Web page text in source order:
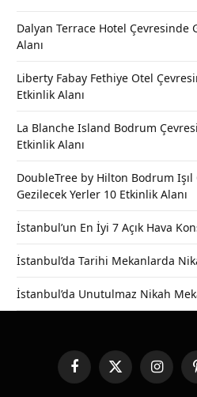
Dalyan Terrace Hotel Çevresinde
Alanı
Liberty Fabay Fethiye Otel
Etkinlik Alanı
La Blanche Island Bodrum
Etkinlik Alanı
DoubleTree by Hilton Bodrum
Gezilecek Yerler 10 Etkinlik Alanı
İstanbul’un En İyi 7 Açık Hava
İstanbul’da Tarihi Mekanlarda
İstanbul’da Unutulmaz Nikah
FacebookX
(Twitter)